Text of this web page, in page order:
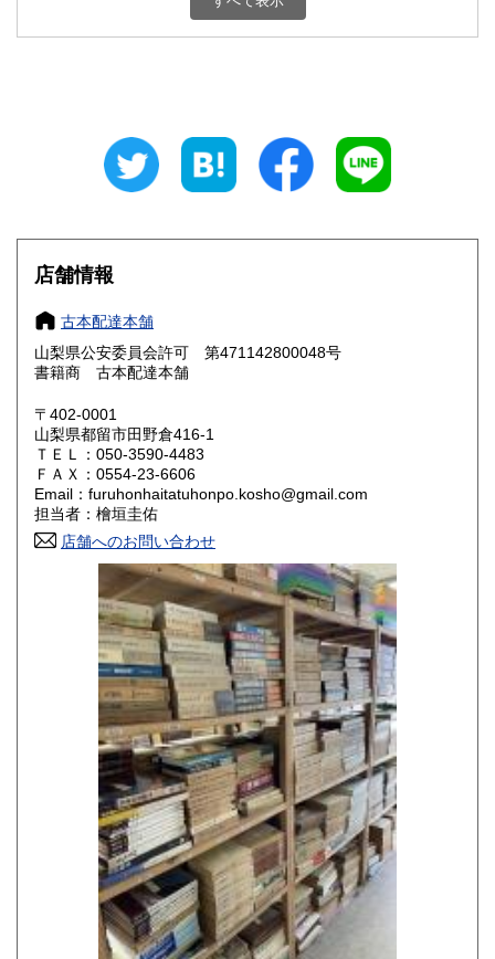
800円 三重県
大阪府
奈良県
鳥取県 800円 島根県
岡山県
山口県 800円
香川県 800円 愛媛県
高知県 800円
800円 長崎県
800円 大分県
800円 鹿児島県
1,500円
店舗情報
古本配達本舗
山梨県公安委員会許可 第471142800048号
書籍商 古本配達本舗
〒402-0001
山梨県都留市田野倉416-1
ＴＥＬ：050-3590-4483
ＦＡＸ：0554-23-6606
Email：furuhonhaitatuhonpo.kosho@gmail.com
担当者：檜垣圭佑
店舗へのお問い合わせ